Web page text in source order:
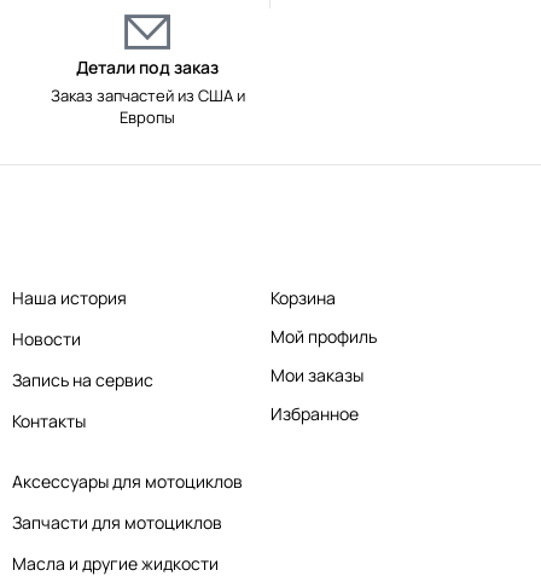
Детали под заказ
Заказ запчастей из США и
Европы
Аксессуары для мотоциклов
Запчасти для мотоциклов
Масла и другие жидкости
Наша история
Новости
Запись на сервис
Контакты
Корзина
Мой профиль
Мои заказы
Избранное